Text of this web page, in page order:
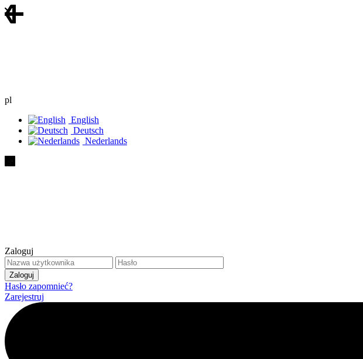
pl
English
Deutsch
Nederlands
Zaloguj
Hasło zapomnieć?
Zarejestruj